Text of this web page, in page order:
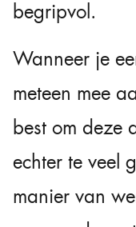
begripvol.
Wanneer je
meteen mee
best om deze
echter te veel
manier van